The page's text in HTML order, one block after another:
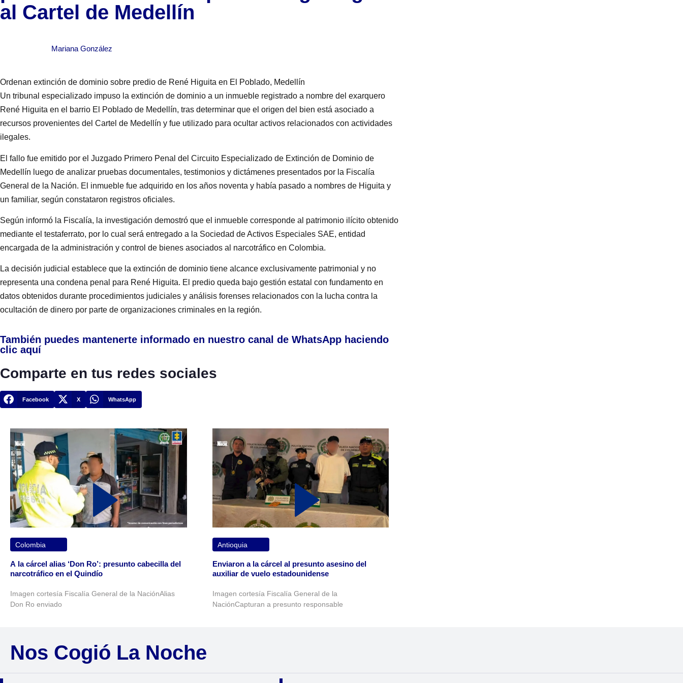
al Cartel de Medellín
Mariana González
Ordenan extinción de dominio sobre predio de René Higuita en El Poblado, Medellín
Un tribunal especializado impuso la extinción de dominio a un inmueble registrado a nombre del exarquero
René Higuita en el barrio El Poblado de Medellín, tras determinar que el origen del bien está asociado a
recursos provenientes del Cartel de Medellín y fue utilizado para ocultar activos relacionados con actividades
ilegales.
El fallo fue emitido por el Juzgado Primero Penal del Circuito Especializado de Extinción de Dominio de
Medellín luego de analizar pruebas documentales, testimonios y dictámenes presentados por la Fiscalía
General de la Nación. El inmueble fue adquirido en los años noventa y había pasado a nombres de Higuita y
un familiar, según constataron registros oficiales.
Según informó la Fiscalía, la investigación demostró que el inmueble corresponde al patrimonio ilícito obtenido
mediante el testaferrato, por lo cual será entregado a la Sociedad de Activos Especiales SAE, entidad
encargada de la administración y control de bienes asociados al narcotráfico en Colombia.
La decisión judicial establece que la extinción de dominio tiene alcance exclusivamente patrimonial y no
representa una condena penal para René Higuita. El predio queda bajo gestión estatal con fundamento en
datos obtenidos durante procedimientos judiciales y análisis forenses relacionados con la lucha contra la
ocultación de dinero por parte de organizaciones criminales en la región.
También puedes mantenerte informado en nuestro canal de WhatsApp haciendo
clic aquí
Comparte en tus redes sociales
Facebook X WhatsApp
Colombia
A la cárcel alias ‘Don Ro’: presunto cabecilla del
narcotráfico en el Quindío
Imagen cortesía Fiscalía General de la NaciónAlias
Don Ro enviado
Antioquia
Enviaron a la cárcel al presunto asesino del
auxiliar de vuelo estadounidense
Imagen cortesía Fiscalía General de la
NaciónCapturan a presunto responsable
Nos Cogió La Noche